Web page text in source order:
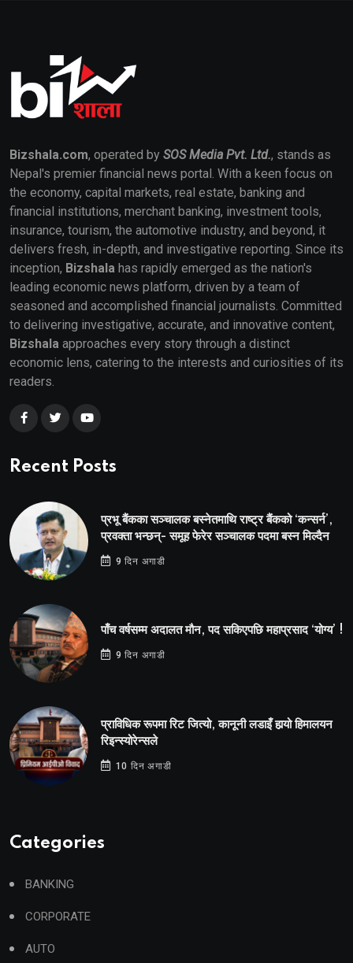
Bizshala.com, operated by SOS Media Pvt. Ltd., stands as
Nepal's premier financial news portal. With a keen focus on
the economy, capital markets, real estate, banking and
financial institutions, merchant banking, investment tools,
insurance, tourism, the automotive industry, and beyond, it
delivers fresh, in-depth, and investigative reporting. Since its
inception, Bizshala has rapidly emerged as the nation's
leading economic news platform, driven by a team of
seasoned and accomplished financial journalists. Committed
to delivering investigative, accurate, and innovative content,
Bizshala approaches every story through a distinct
economic lens, catering to the interests and curiosities of its
readers.
Recent Posts
प्रभू बैंकका सञ्चालक बस्नेतमाथि राष्ट्र बैंकको ‘कन्सर्न’,
प्रवक्ता भन्छन्- समूह फेरेर सञ्चालक पदमा बस्न मिल्दैन
9 दिन अगाडी
पाँच वर्षसम्म अदालत मौन, पद सकिएपछि महाप्रसाद ‘योग्य’ !
9 दिन अगाडी
प्राविधिक रूपमा रिट जित्यो, कानूनी लडाइँ हार्‍यो हिमालयन
रिइन्स्योरेन्सले
10 दिन अगाडी
Categories
BANKING
CORPORATE
AUTO